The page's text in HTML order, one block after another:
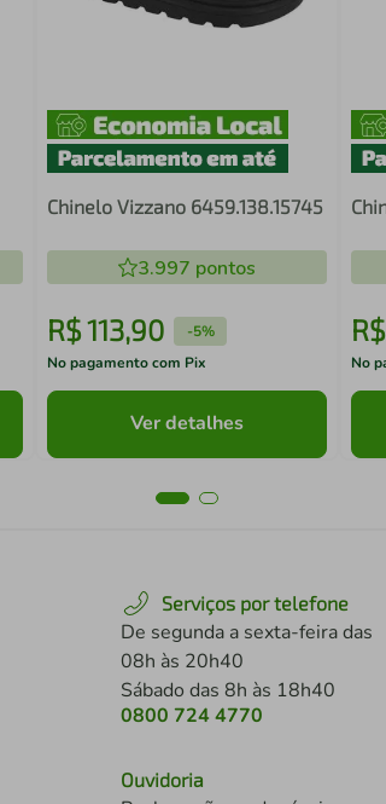
Chinelo Vizzano 6459.138.15745
3.997 pontos
R$113,90 -5%
No pagamento com Pix
Ver detalhes
R$
No
Serviços por telefone
De segunda a sexta-feira das
08h às 20h40
Sábado das 8h às 18h40
0800 724 4770
Ouvidoria